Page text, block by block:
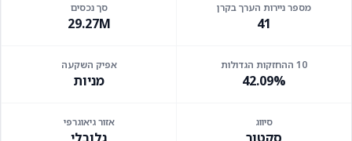
מספר ניירות הערך בקרן
41
סך נכסים
29.27M
10 ההחזקות הגדולות
42.09%
אפיק השקעה
מניות
סיווג אזור גיאוגרפי